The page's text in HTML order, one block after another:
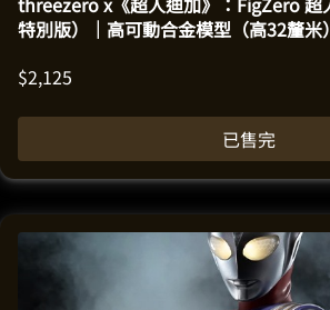
特別版）｜高可動合金模型（高32釐米）
$2,125
已售完